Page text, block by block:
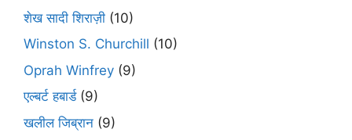
शेख सादी शिराज़ी (10)
Winston S. Churchill (10)
Oprah Winfrey (9)
एल्बर्ट हबार्ड(9)
खलील जिब्रान (9)